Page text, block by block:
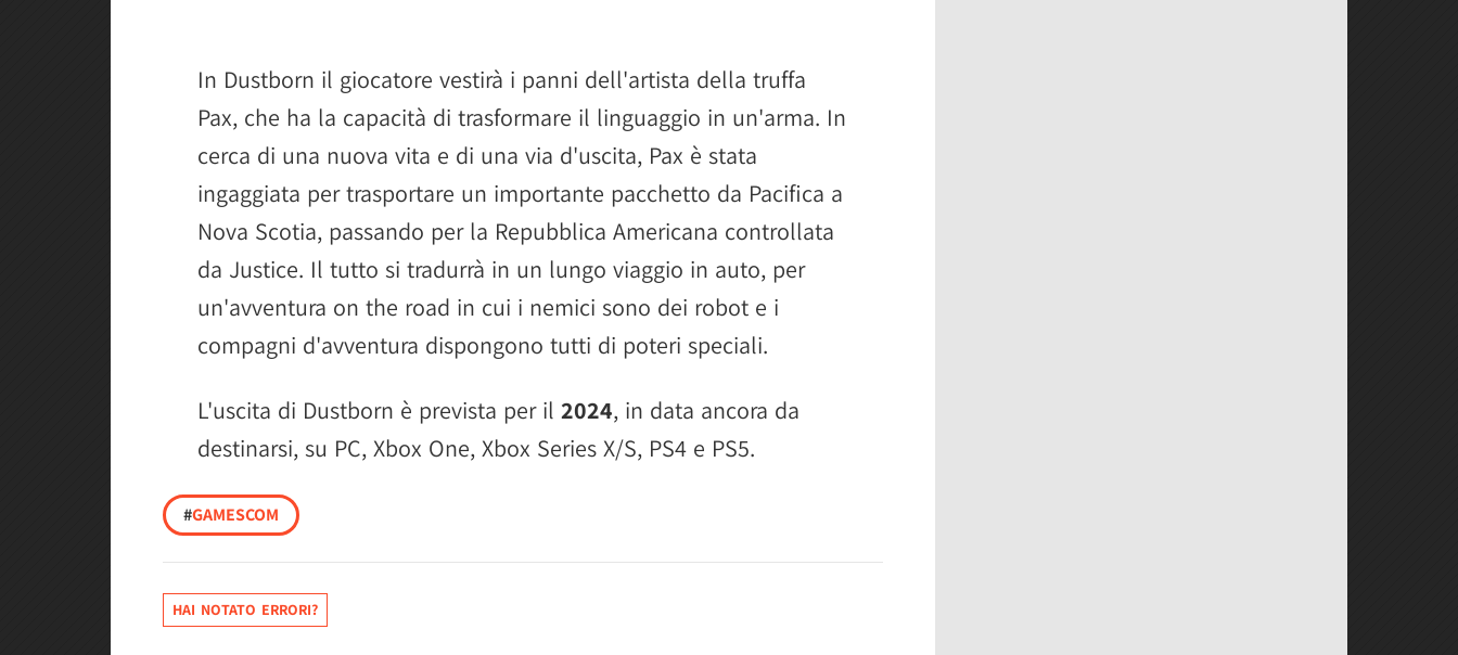
In Dustborn il giocatore vestirà i panni dell'artista della truffa
Pax, che ha la capacità di trasformare il linguaggio in un'arma. In
cerca di una nuova vita e di una via d'uscita, Pax è stata
ingaggiata per trasportare un importante pacchetto da Pacifica a
Nova Scotia, passando per la Repubblica Americana controllata
da Justice. Il tutto si tradurrà in un lungo viaggio in auto, per
un'avventura on the road in cui i nemici sono dei robot e i
compagni d'avventura dispongono tutti di poteri speciali.
L'uscita di Dustborn è prevista per il 2024, in data ancora da
destinarsi, su PC, Xbox One, Xbox Series X/S, PS4 e PS5.
#GAMESCOM
HAI NOTATO ERRORI?